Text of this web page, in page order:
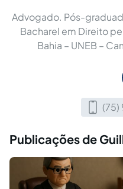
Advogado. Pós-
Bacharel em Direito
Bahia – UNEB –
Publicações de